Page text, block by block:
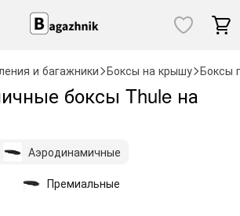
и багажники Боксы на крышу Боксы
боксы Thule на
Аэродинамичные
Премиальные